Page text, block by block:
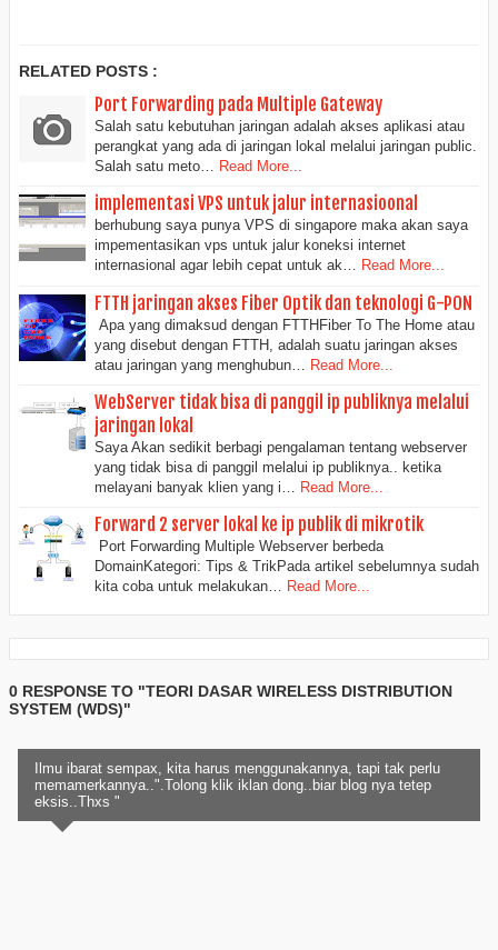
RELATED POSTS :
Port Forwarding pada Multiple Gateway
Salah satu kebutuhan jaringan adalah akses aplikasi atau
perangkat yang ada di jaringan lokal melalui jaringan public.
Salah satu meto… Read More...
implementasi VPS untuk jalur internasioonal
berhubung saya punya VPS di singapore maka akan saya
impementasikan vps untuk jalur koneksi internet
internasional agar lebih cepat untuk ak… Read More...
FTTH jaringan akses Fiber Optik dan teknologi G-PON
Apa yang dimaksud dengan FTTHFiber To The Home atau
yang disebut dengan FTTH, adalah suatu jaringan akses
atau jaringan yang menghubun…
Read More...
WebServer tidak bisa di panggil ip publiknya melalui
jaringan lokal
Saya Akan sedikit berbagi pengalaman tentang webserver
yang tidak bisa di panggil melalui ip publiknya.. ketika
melayani banyak klien yang i…
Read More...
Forward 2 server lokal ke ip publik di mikrotik
Port Forwarding Multiple Webserver berbeda
DomainKategori: Tips & TrikPada artikel sebelumnya sudah
kita coba untuk melakukan… Read More...
0 RESPONSE TO "TEORI DASAR WIRELESS DISTRIBUTION
SYSTEM (WDS)"
Ilmu ibarat sempax, kita harus menggunakannya, tapi tak perlu
memamerkannya..".Tolong klik iklan dong..biar blog nya tetep
eksis..Thxs "